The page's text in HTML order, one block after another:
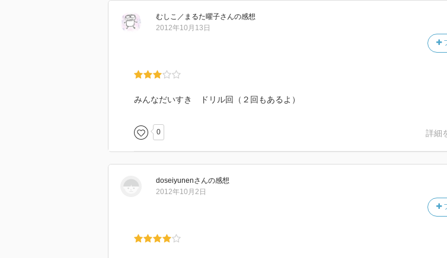
むしこ／まるた曜子さんの感想
2012年10月13日
みんなだいすき ドリル回（２回もあるよ）
0 詳細
doseiyunenさんの感想
2012年10月2日